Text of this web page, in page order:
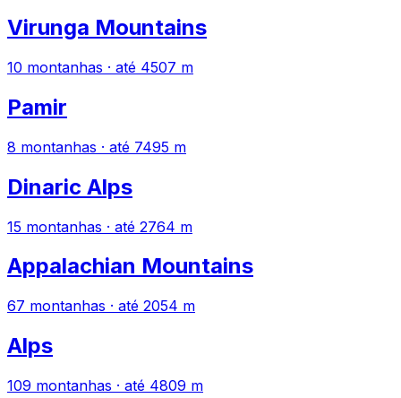
Virunga Mountains
10 montanhas · até 4507 m
Pamir
8 montanhas · até 7495 m
Dinaric Alps
15 montanhas · até 2764 m
Appalachian Mountains
67 montanhas · até 2054 m
Alps
109 montanhas · até 4809 m